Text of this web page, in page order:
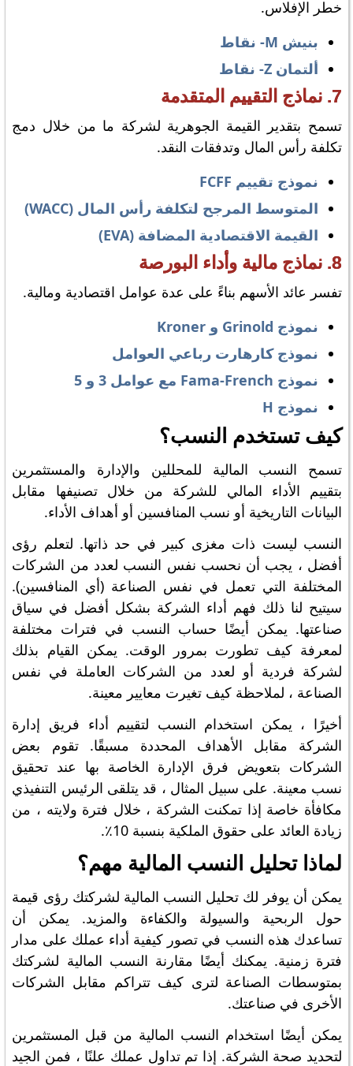
خطر الإفلاس.
بنيش M- نقاط
ألتمان Z- نقاط
7. نماذج التقييم المتقدمة
تسمح بتقدير القيمة الجوهرية لشركة ما من خلال دمج
تكلفة رأس المال وتدفقات النقد.
نموذج تقييم FCFF
المتوسط ​​المرجح لتكلفة رأس المال (WACC)
القيمة الاقتصادية المضافة (EVA)
8. نماذج مالية وأداء البورصة
تفسر عائد الأسهم بناءً على عدة عوامل اقتصادية ومالية.
نموذج Grinold و Kroner
نموذج كارهارت رباعي العوامل
نموذج Fama-French مع عوامل 3 و 5
نموذج H
كيف تستخدم النسب؟
تسمح النسب المالية للمحللين والإدارة والمستثمرين
بتقييم الأداء المالي للشركة من خلال تصنيفها مقابل
البيانات التاريخية أو نسب المنافسين أو أهداف الأداء.
النسب ليست ذات مغزى كبير في حد ذاتها. لتعلم رؤى
أفضل ، يجب أن نحسب نفس النسب لعدد من الشركات
المختلفة التي تعمل في نفس الصناعة (أي المنافسين).
سيتيح لنا ذلك فهم أداء الشركة بشكل أفضل في سياق
صناعتها. يمكن أيضًا حساب النسب في فترات مختلفة
لمعرفة كيف تطورت بمرور الوقت. يمكن القيام بذلك
لشركة فردية أو لعدد من الشركات العاملة في نفس
الصناعة ، لملاحظة كيف تغيرت معايير معينة.
أخيرًا ، يمكن استخدام النسب لتقييم أداء فريق إدارة
الشركة مقابل الأهداف المحددة مسبقًا. تقوم بعض
الشركات بتعويض فرق الإدارة الخاصة بها عند تحقيق
نسب معينة. على سبيل المثال ، قد يتلقى الرئيس التنفيذي
مكافأة خاصة إذا تمكنت الشركة ، خلال فترة ولايته ، من
زيادة العائد على حقوق الملكية بنسبة 10٪.
لماذا تحليل النسب المالية مهم؟
يمكن أن يوفر لك تحليل النسب المالية لشركتك رؤى قيمة
حول الربحية والسيولة والكفاءة والمزيد. يمكن أن
تساعدك هذه النسب في تصور كيفية أداء عملك على مدار
فترة زمنية. يمكنك أيضًا مقارنة النسب المالية لشركتك
بمتوسطات الصناعة لترى كيف تتراكم مقابل الشركات
الأخرى في صناعتك.
يمكن أيضًا استخدام النسب المالية من قبل المستثمرين
لتحديد صحة الشركة. إذا تم تداول عملك علنًا ، فمن الجيد